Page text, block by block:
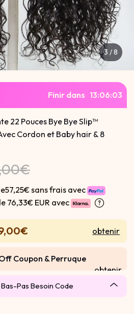
4 /8
Finir dans 13:06:02
22 Pouces Bye Bye Slip™
Cordon et Baby hair & 8
sans frais avec
76,33€ EUR avec
obtenir
Coupon & Perruque
obtenir
Pas Besoin Code